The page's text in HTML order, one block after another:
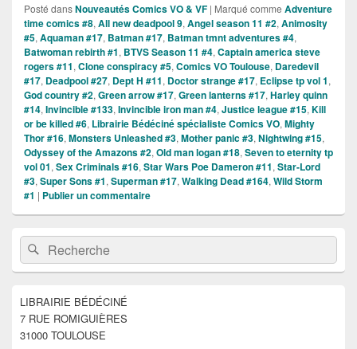
Posté dansNouveautés Comics VO & VF | Marqué comme Adventure
time comics #8, All new deadpool 9, Angel season 11 #2, Animosity
#5, Aquaman #17, Batman #17, Batman tmnt adventures #4,
Batwoman rebirth #1, BTVS Season 11 #4, Captain america steve
rogers #11, Clone conspiracy #5, Comics VO Toulouse, Daredevil
#17, Deadpool #27, Dept H #11, Doctor strange #17, Eclipse tp vol 1,
God country #2, Green arrow #17, Green lanterns #17, Harley quinn
#14, Invincible #133, Invincible iron man #4, Justice league #15, Kill
or be killed #6, Librairie Bédéciné spécialiste Comics VO, Mighty
Thor #16, Monsters Unleashed #3, Mother panic #3, Nightwing #15,
Odyssey of the Amazons #2, Old man logan #18, Seven to eternity tp
vol 01, Sex Criminals #16, Star Wars Poe Dameron #11, Star-Lord
#3, Super Sons #1, Superman #17, Walking Dead #164, Wild Storm
#1 | Publier un commentaire
Zone
principale
de
widget
barre
latérale
Recherche :Rechercher
LIBRAIRIE BÉDÉCINÉ
7 RUE ROMIGUIÈRES
31000 TOULOUSE